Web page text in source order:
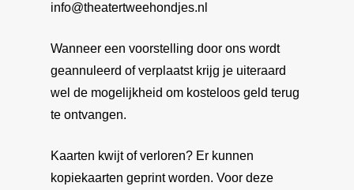
info@theatertweehondjes.nl
Wanneer een voorstelling door ons wordt
geannuleerd of verplaatst krijg je uiteraard
wel de mogelijkheid om kosteloos geld terug
te ontvangen.
Kaarten kwijt of verloren? Er kunnen
kopiekaarten geprint worden. Voor deze